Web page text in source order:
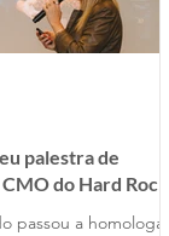
palestra de
do Hard Rock
passou a homologar